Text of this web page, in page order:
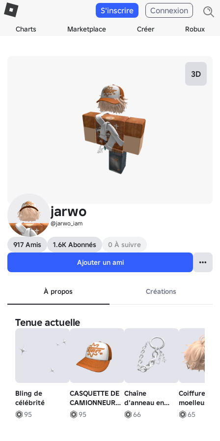
Charts Marketplace Créer Robux
S'inscrire Connexion
3D
jarwo
@jarwo_iam
917 Amis 1.6K Abonnés
0 À suivre
Ajouter un ami
À propos Créations
Tenue actuelle
Bling de
célébrité
95
CASQUETTE DE
CAMIONNEUR
ÉTOILE -
ORANGE
95
Chaîne
d'anneau en
argent à la
mode (3.0)
66
Coiffure
moelleuse
désordre
(blonde)
65